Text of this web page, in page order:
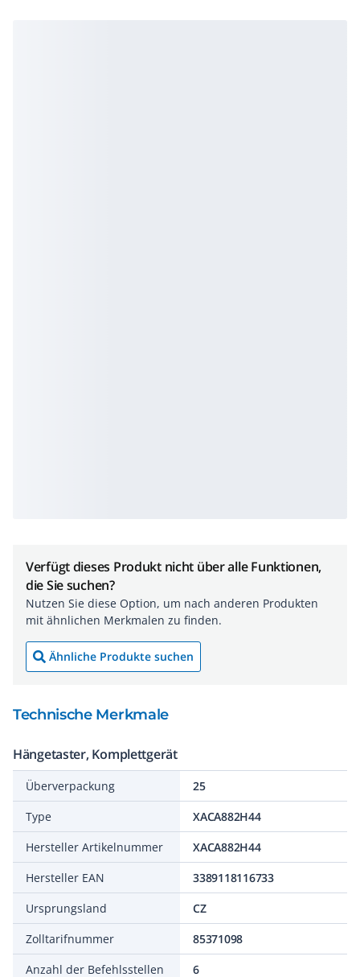
Verfügt dieses Produkt nicht über alle Funktionen,
die Sie suchen?
Nutzen Sie diese Option, um nach anderen Produkten
mit ähnlichen Merkmalen zu finden.
Ähnliche Produkte suchen
Technische Merkmale
Hängetaster, Komplettgerät
Überverpackung
25
Type
XACA882H44
Hersteller Artikelnummer
XACA882H44
Hersteller EAN
3389118116733
Ursprungsland
CZ
Zolltarifnummer
85371098
Anzahl der Befehlsstellen
6